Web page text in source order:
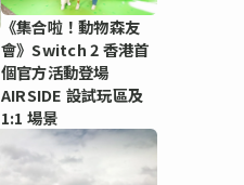
《集合啦！動物森友
會》Switch 2 香港首
個官方活動登場
AIRSIDE 設試玩區及
1:1 場景